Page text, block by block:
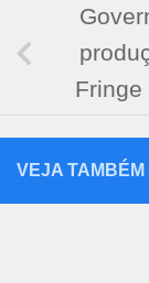
Fringe
VEJA TAMBÉM